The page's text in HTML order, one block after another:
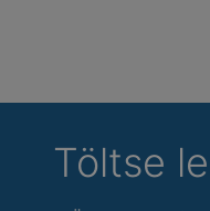
Töltse le